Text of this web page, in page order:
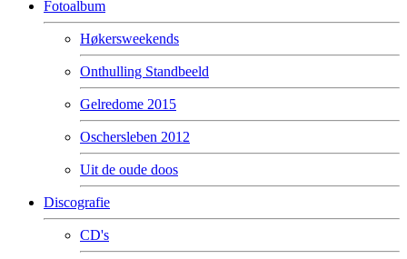
Fotoalbum
Høkersweekends
Onthulling Standbeeld
Gelredome 2015
Oschersleben 2012
Uit de oude doos
Discografie
CD's